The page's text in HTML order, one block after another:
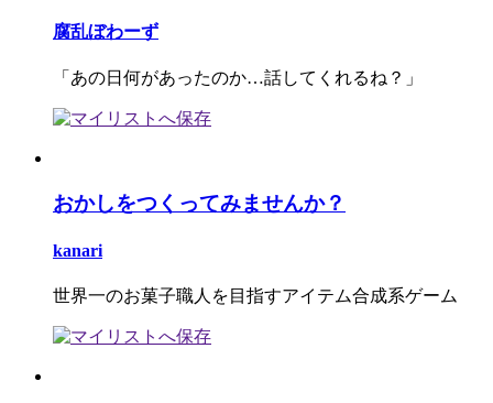
腐乱ぼわーず
「あの日何があったのか…話してくれるね？」
おかしをつくってみませんか？
kanari
世界一のお菓子職人を目指すアイテム合成系ゲーム